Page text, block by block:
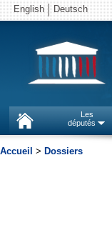
English Deutsch
Les
députés
Accueil > Dossiers